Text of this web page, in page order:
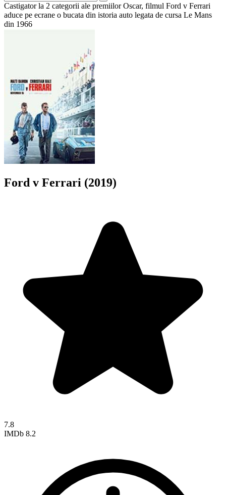
Castigator la 2 categorii ale premiilor Oscar, filmul Ford v Ferrari
aduce pe ecrane o bucata din istoria auto legata de cursa Le Mans
din 1966
Ford v Ferrari (2019)
7.8
IMDb 8.2